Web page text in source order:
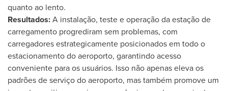
quanto ao lento.
Resultados:A instalação, teste e operação da estação de
carregamento progrediram sem problemas, com
carregadores estrategicamente posicionados em todo o
estacionamento do aeroporto, garantindo acesso
conveniente para os usuários. Isso não apenas eleva os
padrões de serviço do aeroporto, mas também promove um